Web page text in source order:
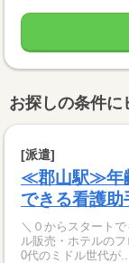
お探しの条件に
[派遣]
≪郡山駅≫年
できる看護助
＼０からスタート
ル販売・ホテルの
0代のミドル世代が...